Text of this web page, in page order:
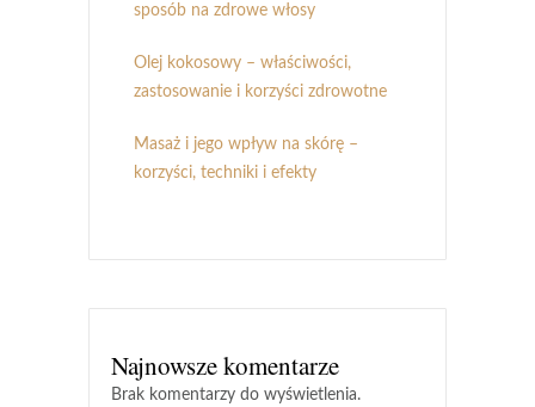
sposób na zdrowe włosy
Olej kokosowy – właściwości,
zastosowanie i korzyści zdrowotne
Masaż i jego wpływ na skórę –
korzyści, techniki i efekty
Najnowsze komentarze
Brak komentarzy do wyświetlenia.